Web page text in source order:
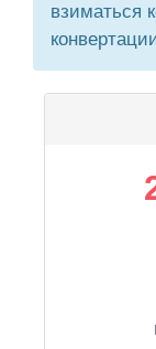
взиматься